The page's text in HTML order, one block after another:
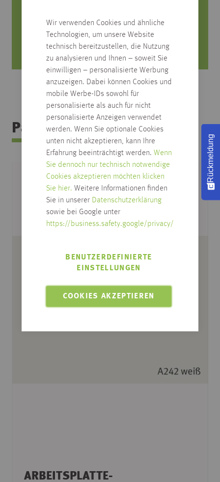
Wir verwenden Cookies und ähnliche
Technologien, um unsere Website
technisch bereitzustellen, die Nutzung
zu analysieren und Ihnen – soweit Sie
einwilligen – personalisierte Werbung
anzuzeigen. Dabei können Cookies und
mobile Werbe-IDs sowohl für
personalisierte als auch für nicht
personalisierte Anzeigen verwendet
werden. Wenn Sie optionale Cookies
unten nicht akzeptieren, kann Ihre
Erfahrung beeinträchtigt werden. Wenn
Sie dennoch nur technisch notwendige
Cookies akzeptieren möchten klicken
Sie hier. Weitere Informationen finden
Sie in unserer Datenschutzerklärung
sowie bei Google unter
https://business.safety.google/privacy/
COOKIES AKZEPTIEREN
BENUTZERDEFINIERTE
EINSTELLUNGEN
Mo. bis Fr. von 8 Uhr bis 18 Uhr
Samstag von 08:30 bis 12:30 Uhr
Passendes Zubehör
ARBEITSPLATTE-
Rückmeldung